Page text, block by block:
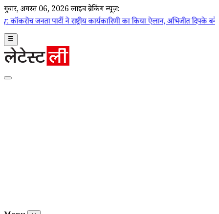
गुरूवार, अगस्त 06, 2026 लाइव ब्रेकिंग न्यूज़:
ने राष्ट्रीय कार्यकारिणी का किया ऐलान, अभिजीत दिपके बने राष्ट्रीय
☰